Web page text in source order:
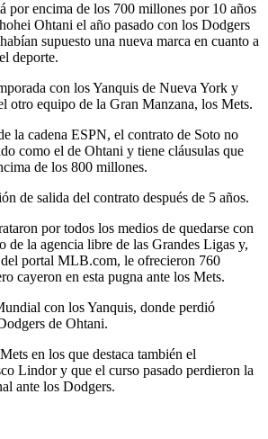
por encima de los 700 millones por 10 años
Ohtani el año pasado con los Dodgers
supuesto una nueva marca en cuanto a
deporte.
con los Yanquis de Nueva York y
otro equipo de la Gran Manzana, los Mets.
la cadena ESPN, el contrato de Soto no
como el de Ohtani y tiene cláusulas que
de los 800 millones.
de salida del contrato después de 5 años.
por todos los medios de quedarse con
de la agencia libre de las Grandes Ligas y,
del portal MLB.com, le ofrecieron 760
cayeron en esta pugna ante los Mets.
con los Yanquis, donde perdió
de Ohtani.
en los que destaca también el
Lindor y que el curso pasado perdieron la
ante los Dodgers.